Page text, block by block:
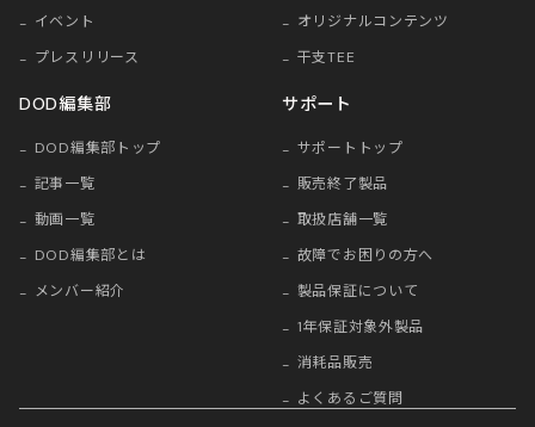
イベント
プレスリリース
オリジナルコンテンツ
干支TEE
DOD編集部
DOD編集部トップ
記事一覧
動画一覧
DOD編集部とは
メンバー紹介
サポート
サポートトップ
販売終了製品
取扱店舗一覧
故障でお困りの方へ
製品保証について
1年保証対象外製品
消耗品販売
よくあるご質問